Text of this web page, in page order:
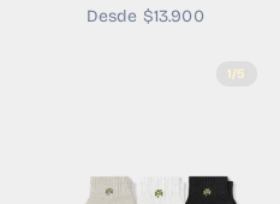
Precio de oferta
Desde $13.900
1/5